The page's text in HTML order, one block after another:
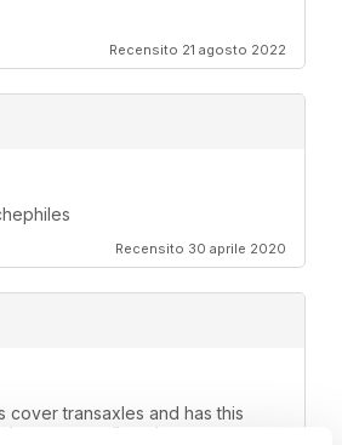
Recensito 21 agosto 2022
Recensito 30 aprile 2020
cover transaxles and has this
very well made .